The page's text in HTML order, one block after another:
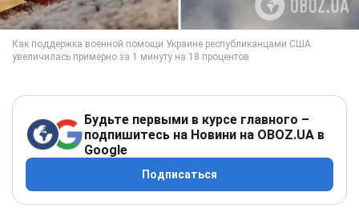
Будьте первыми в курсе главного –
подпишитесь на Новини на OBOZ.UA в
Google
Подписаться